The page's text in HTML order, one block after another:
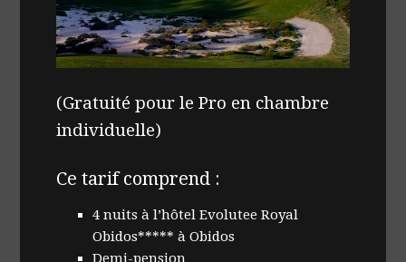
(Gratuité pour le Pro en chambre
individuelle)
Ce tarif comprend :
4 nuits à l’hôtel Evolutee Royal
Obidos***** à Obidos
Demi-pension